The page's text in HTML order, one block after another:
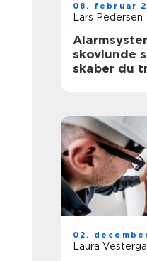
08. februar
Lars Pedersen
skovlunde sådan
skaber du
02.
Laura